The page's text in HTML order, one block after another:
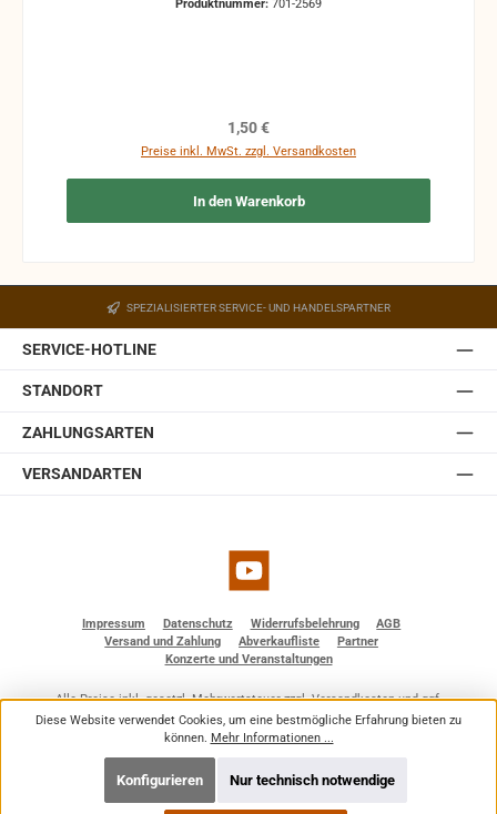
Funktion nicht mehr gewährleistet werden und die
Produktnummer: 701-2569
Regulärer Preis:
1,50 €
Preise inkl. MwSt. zzgl. Versandkosten
In den Warenkorb
SPEZIALISIERTER SERVICE- UND HANDELSPARTNER
SERVICE-HOTLINE
STANDORT
ZAHLUNGSARTEN
VERSANDARTEN
YouTube
Impressum Datenschutz Widerrufsbelehrung
AGB
Versand und Zahlung
Abverkaufliste
Partner
Konzerte und Veranstaltungen
Alle Preise inkl. gesetzl. Mehrwertsteuer zzgl.Versandkostenund ggf.
Nachnahmegebühren, wenn nicht anders angegeben.
© 2026 BF - Dienstleistungen - Alle Rechte vorbehalten. Theme by
Diese Website verwendet Cookies, um eine bestmögliche Erfahrung bieten zu
können. Mehr Informationen ...
Nur technisch notwendige
Konfigurieren